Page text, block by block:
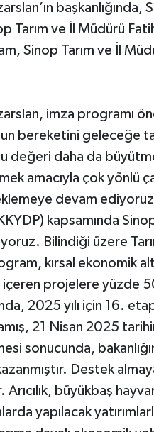
ve İl Müdürü
Sinop Tarım ve İl
imza programı
bereketini geleceğe
değeri daha da
amacıyla çok yönlü
devam ediyoruz.
kapsamında
Bilindiği üzere
kırsal ekonomik
içeren projelere yüzde
2025 yılı için 16.
21 Nisan 2025
sonucunda,
Destek
Arıcılık, büyükbaş
yapılacak